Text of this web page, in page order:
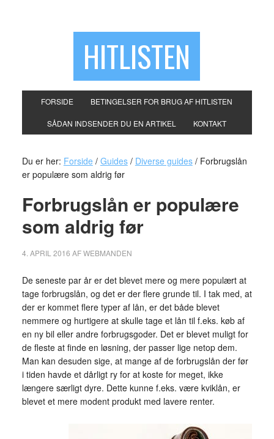
HITLISTEN
FORSIDE BETINGELSER FOR BRUG AF HITLISTEN
SÅDAN INDSENDER DU EN ARTIKEL KONTAKT
Du er her: Forside / Guides / Diverse guides /Forbrugslån
er populære som aldrig før
Forbrugslån er populære
som aldrig før
4. APRIL 2016 AFWEBMANDEN
De seneste par år er det blevet mere og mere populært at
tage forbrugslån, og det er der flere grunde til. I tak med, at
der er kommet flere typer af lån, er det både blevet
nemmere og hurtigere at skulle tage et lån til f.eks. køb af
en ny bil eller andre forbrugsgoder. Det er blevet muligt for
de fleste at finde en løsning, der passer lige netop dem.
Man kan desuden sige, at mange af de forbrugslån der før
i tiden havde et dårligt ry for at koste for meget, ikke
længere særligt dyre. Dette kunne f.eks. være kviklån, er
blevet et mere modent produkt med lavere renter.